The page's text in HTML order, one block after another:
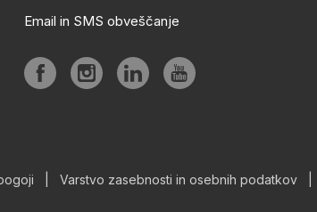
Email in SMS obveščanje
Varstvo zasebnosti in osebnih podatkov